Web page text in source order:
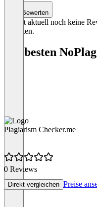
Bewerten
Es gibt aktuell noch keine
enthalten.
Die besten
Plagiarism Checker.me
0 Reviews
Direkt vergleichen Preise